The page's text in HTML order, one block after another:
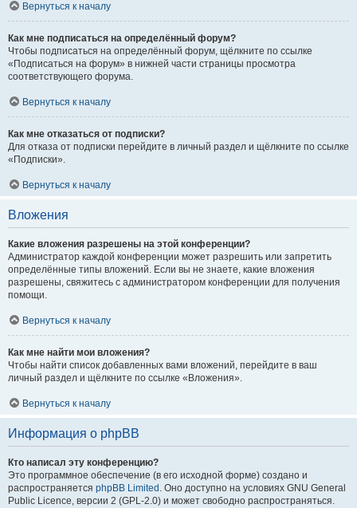
Вернуться к началу
Как мне подписаться на определённый форум?
Чтобы подписаться на определённый форум, щёлкните по ссылке
«Подписаться на форум» в нижней части страницы просмотра
соответствующего форума.
Вернуться к началу
Как мне отказаться от подписки?
Для отказа от подписки перейдите в личный раздел и щёлкните по ссылке
«Подписки».
Вернуться к началу
Вложения
Какие вложения разрешены на этой конференции?
Администратор каждой конференции может разрешить или запретить
определённые типы вложений. Если вы не знаете, какие вложения
разрешены, свяжитесь с администратором конференции для получения
помощи.
Вернуться к началу
Как мне найти мои вложения?
Чтобы найти список добавленных вами вложений, перейдите в ваш
личный раздел и щёлкните по ссылке «Вложения».
Вернуться к началу
Информация о phpBB
Кто написал эту конференцию?
Это программное обеспечение (в его исходной форме) создано и
распространяется phpBB Limited . Оно доступно на условиях GNU General
Public Licence, версии 2 (GPL-2.0) и может свободно распространяться.